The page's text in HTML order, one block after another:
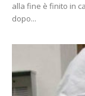
alla fine è finito in
dopo...